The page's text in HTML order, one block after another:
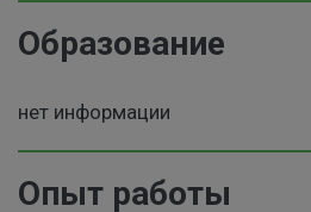
Образование
нет информации
Опыт работы